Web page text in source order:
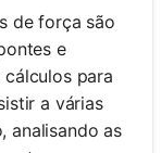
de força são
e
cálculos para
a várias
analisando as